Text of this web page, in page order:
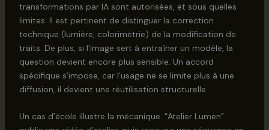
transformations par IA sont autorisées, et sous quelles
limites. Il est pertinent de distinguer la correction
technique (lumière, colorimétrie) de la modification de
traits. De plus, si l’image sert à entraîner un modèle, la
question devient encore plus sensible. Un accord
spécifique s’impose, car l’usage ne se limite plus à une
diffusion, il devient une réutilisation structurelle.
Un cas d’école illustre la mécanique. “Atelier Lumen”